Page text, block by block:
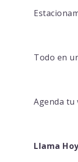
Todo en
Agenda tu
Llama